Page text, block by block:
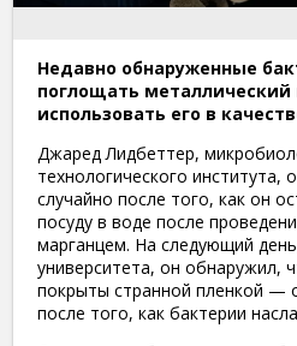
Недавно обнаруженные
поглощать металлический
использовать его в
Джаред Лидбеттер,
технологического института,
случайно после того, как он
посуду в воде после
марганцем. На следующий
университета, он обнаружил,
покрыты странной пленкой —
после того, как бактерии